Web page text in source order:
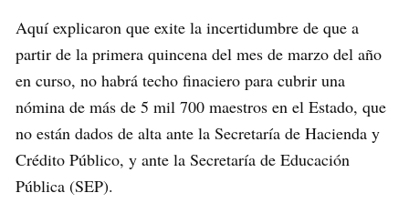
Aquí explicaron que exite la incertidumbre de que a
partir de la primera quincena del mes de marzo del año
en curso, no habrá techo finaciero para cubrir una
nómina de más de 5 mil 700 maestros en el Estado, que
no están dados de alta ante la Secretaría de Hacienda y
Crédito Público, y ante la Secretaría de Educación
Pública (SEP).